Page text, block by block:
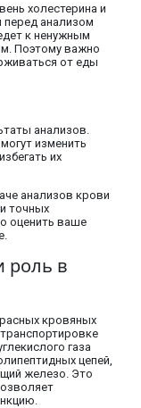
холестерина и
перед анализом
к ненужным
Поэтому важно
от еды
анализов.
изменить
их
анализов крови
точных
оценить ваше
роль в
кровяных
газа
цепей,
железо. Это